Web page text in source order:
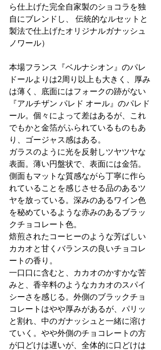
ら仕上げた完全自家製のショコラを独
自にブレンドし、 伝統的なルセットと
製法で仕上げたオリジナルガナッシュ
ノワール）
本場フランス『ベルナシオン』のパレ
ドールよりは2周り以上も大きく、厚み
は薄く、底面にはフォークの跡がない
『アルチザン パレド オール』のパレド
ール。個々によって差はあるが、これ
でもかと金箔がふられているものもあ
り、ゴージャス感はある。
ガラスのように光を反射しツヤツヤな
表面。薄い円盤状で、表面には金箔。
側面もマットな質感ながら丁寧に作ら
れていることを感じさせる品のあるツ
ヤを放っている。深みのあるワイン色
を秘めているような赤みのあるブラッ
クチョコレート色。
焙煎されたコーヒーのような芳ばしい
カカオと甘くバランスの良いチョコレ
ートの香り。
一口口に含むと、カカオのかすかな苦
みと、香辛料のようなカカオのスパイ
シーさを感じる。外側のブラックチョ
コレートはやや厚みがあるが、パリッ
と割れ、中のガナッシュと一緒に溶け
ていく。やや外側のチョコレートの方
が口どけは遅いが、全体的に口どけは